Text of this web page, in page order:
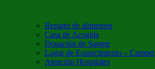
Reparto de alimentos
Casa de Acogida
Donación de Sangre
Lugar de Esparcimiento – Campet
Atención Hospitales